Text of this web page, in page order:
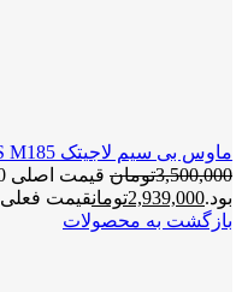
ماوس بی سیم لاجیتک LOGITECH MOUSE WIRELESS M185
3,500,000تومان
بود.2,939,000تومانقیمت فعلی 2,939,000تومان است.
بازگشت به محصولات